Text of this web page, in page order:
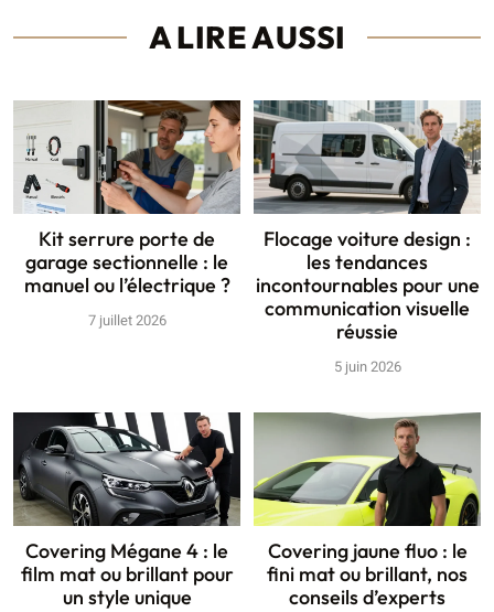
A LIRE AUSSI
Kit serrure porte de
garage sectionnelle : le
manuel ou l’électrique ?
7 juillet 2026
Flocage voiture design :
les tendances
incontournables pour une
communication visuelle
réussie
5 juin 2026
Covering Mégane 4 : le
film mat ou brillant pour
un style unique
Covering jaune fluo : le
fini mat ou brillant, nos
conseils d’experts